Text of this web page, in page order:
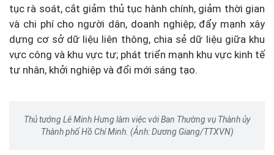
tục rà soát, cắt giảm thủ tục hành chính, giảm thời gian
và chi phí cho người dân, doanh nghiệp; đẩy mạnh xây
dựng cơ sở dữ liệu liên thông, chia sẻ dữ liệu giữa khu
vực công và khu vực tư; phát triển mạnh khu vực kinh tế
tư nhân, khởi nghiệp và đổi mới sáng tạo.
Thủ tướng Lê Minh Hưng làm việc với Ban Thường vụ Thành ủy
Thành phố Hồ Chí Minh. (Ảnh: Dương Giang/TTXVN)